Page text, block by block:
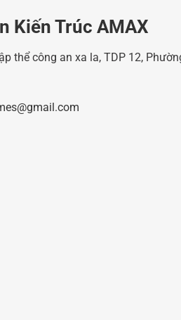
Kiến Trúc AMAX
thể công an xa la, TDP 12,